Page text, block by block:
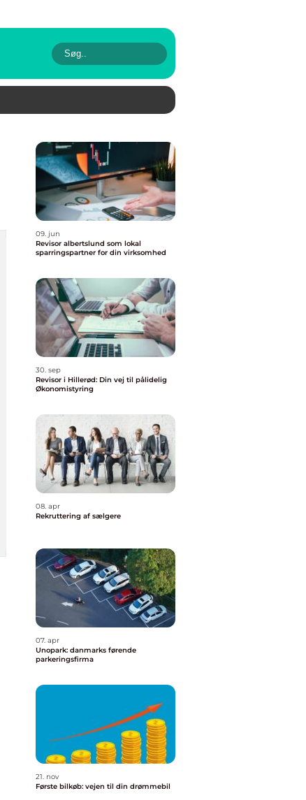
09. jun
Revisor albertslund som lokal
sparringspartner for din virksomhed
30. sep
Revisor i Hillerød: Din vej til pålidelig
Økonomistyring
08. apr
Rekruttering af sælgere
07. apr
Unopark: danmarks førende
parkeringsfirma
21. nov
Første bilkøb: vejen til din drømmebil